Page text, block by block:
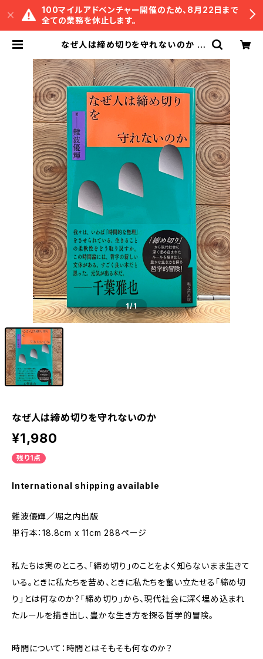
100マイルアドベンチャー開催のため、8月22日まで
全ての業務を休止します。
なぜ人は締め切りを守れないのか |
1/1
なぜ人は締め切りを守れないのか
¥1,980
残り1点
International shipping available
難波優輝／堀之内出版
単行本：18.8cm x 11cm 288ページ
私たちは実のところ、「締め切り」のことをよく知らないまま生きて
いる。ときに私たちを苦め、ときに私たちを奮い立たせる「締め切
り」とは何なのか？「締め切り」から、現代社会に深く埋め込まれ
たルールを描き出し、豊かな生き方を探る哲学的冒険。
時間について：時間とはそもそも何なのか？